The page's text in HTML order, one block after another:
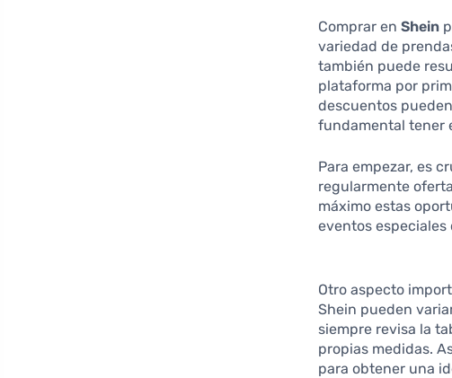
Comprar enShein
variedad de
también puede
plataforma por
descuentos
fundamental tener
Para empezar, es
regularmente
máximo estas
eventos especiales
Otro aspecto
Shein pueden
siempre revisa la
propias medidas.
para obtener una